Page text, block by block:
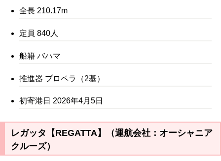
全長 210.17m
定員 840人
船籍 バハマ
推進器 プロペラ（2基）
初寄港日 2026年4月5日
レガッタ【REGATTA】（運航会社：オーシャニア
クルーズ）